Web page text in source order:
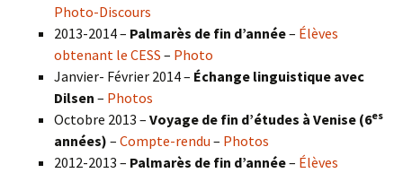
Photo-Discours
2013-2014 – Palmarès de fin d’année– Élèves
obtenant le CESS – Photo
Janvier- Février 2014 – Échange linguistique avec
Dilsen – Photos
Octobre 2013 – Voyage de fin d’études à Venise (6es
années) – Compte-rendu – Photos
2012-2013 – Palmarès de fin d’année– Élèves